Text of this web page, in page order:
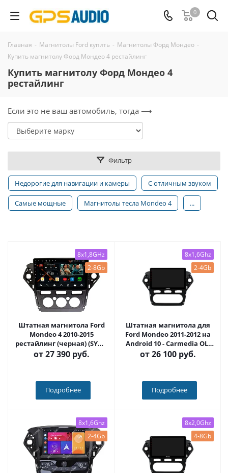
0
Главная - Магнитолы Ford купить - Магнитолы Форд Мондео -
Купить магнитолу Форд Мондео 4 рестайлинг
Купить магнитолу Форд Мондео 4
рестайлинг
Если это не ваш автомобиль, тогда ⟶
Фильтр
Недорогие для навигации и камеры С отличным звуком
Самые мощные Магнитолы тесла Mondeo 4 ...
8x1,8GHz
2-8Gb
Штатная магнитола Ford
Mondeo 4 2010-2015
рестайлинг (черная) (SYNC
не поддерживает) на
Android 11, DSP, 4G, IPS /
CD-4167
от27 390 руб.
Подробнее
8x1,6Ghz
2-4Gb
Штатная магнитола для
Ford Mondeo 2011-2012 на
Android 10 - Carmedia OL-
1281-1-IJ
от26 100 руб.
Подробнее
8x1,6Ghz
2-4Gb
8x2,0Ghz
4-8Gb